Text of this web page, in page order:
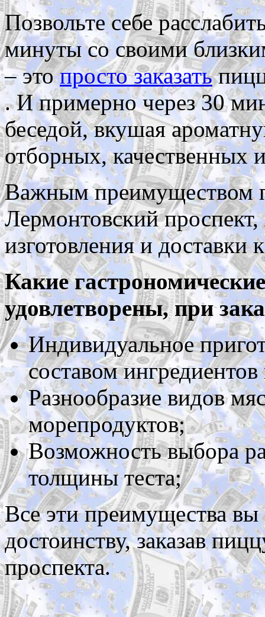
Позвольте себе
минуты со своими
– этопросто заказать
. И примерно через 30
беседой, вкушая
отборных, качественных
Важным преимуществом
Лермонтовский проспект,
изготовления и доставки
Какие
удовлетворены, при
Индивидуальное
составом
Разнообразие видов
морепродуктов;
Возможность выбора
толщины теста;
Все эти преимущества
достоинству,заказав
проспекта.